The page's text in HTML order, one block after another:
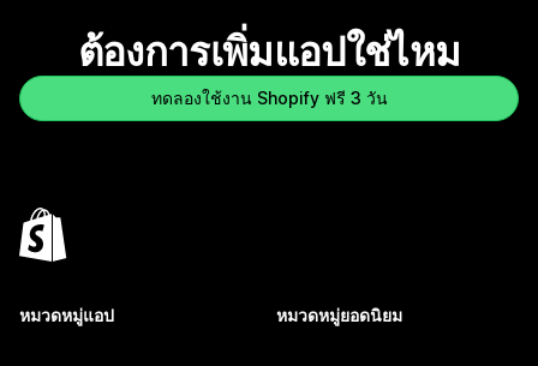
ต้องการเพิ่มแอปใช่ไหม
ทดลองใช้งาน Shopify ฟรี 3 วัน
หมวดหมู่แอป หมวดหมู่ยอดนิยม